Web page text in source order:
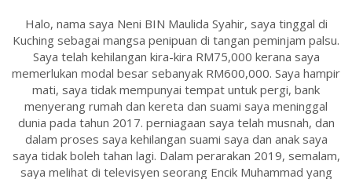
Halo, nama saya Neni BIN Maulida Syahir, saya tinggal di
Kuching sebagai mangsa penipuan di tangan peminjam palsu.
Saya telah kehilangan kira-kira RM75,000 kerana saya
memerlukan modal besar sebanyak RM600,000. Saya hampir
mati, saya tidak mempunyai tempat untuk pergi, bank
menyerang rumah dan kereta dan suami saya meninggal
dunia pada tahun 2017. perniagaan saya telah musnah, dan
dalam proses saya kehilangan suami saya dan anak saya
saya tidak boleh tahan lagi. Dalam perarakan 2019, semalam,
saya melihat di televisyen seorang Encik Muhammad yang